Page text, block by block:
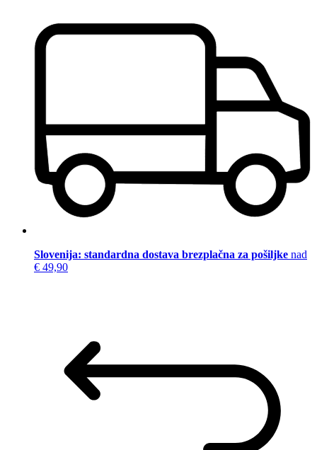
Slovenija: standardna dostava brezplačna za pošiljke nad
€ 49,90